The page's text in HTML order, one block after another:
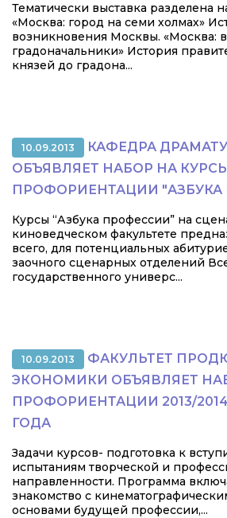
Тематически выставка разделена
«Москва: город на семи холмах»
возникновения Москвы. «Москва:
градоначальники» История
князей до градона...
10.09.2013
КАФЕДРА
ОБЪЯВЛЯЕТ НАБОР НА
ПРОФОРИЕНТАЦИИ
Курсы “Азбука профессии” на
киноведческом факультете
всего, для потенциальных
заочного сценарных отделений
государственного универс...
10.09.2013
ФАКУЛЬТЕТ
ЭКОНОМИКИ ОБЪЯВЛЯЕТ
ПРОФОРИЕНТАЦИИ 2013/
ГОДА
Задачи курсов- подготовка к
испытаниям творческой и
направленности. Программа
знакомство с
основами будущей профессии,...